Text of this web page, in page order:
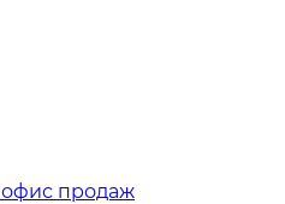
офис продаж